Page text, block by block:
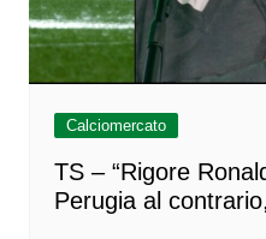
Calciomercato
TS – “Rigore
Perugia al